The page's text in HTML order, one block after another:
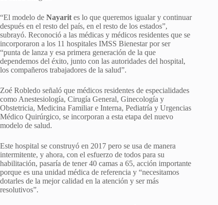
“El modelo de Nayarit es lo que queremos igualar y continuar
después en el resto del país, en el resto de los estados”,
subrayó. Reconoció a las médicas y médicos residentes que se
incorporaron a los 11 hospitales IMSS Bienestar por ser
“punta de lanza y esa primera generación de la que
dependemos del éxito, junto con las autoridades del hospital,
los compañeros trabajadores de la salud”.
Zoé Robledo señaló que médicos residentes de especialidades
como Anestesiología, Cirugía General, Ginecología y
Obstetricia, Medicina Familiar e Interna, Pediatría y Urgencias
Médico Quirúrgico, se incorporan a esta etapa del nuevo
modelo de salud.
Este hospital se construyó en 2017 pero se usa de manera
intermitente, y ahora, con el esfuerzo de todos para su
habilitación, pasaría de tener 40 camas a 65, acción importante
porque es una unidad médica de referencia y “necesitamos
dotarles de la mejor calidad en la atención y ser más
resolutivos”.